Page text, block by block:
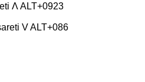
Λ ALT+0923
V ALT+086